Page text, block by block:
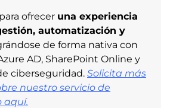
ofrecer una experiencia
automatización y
de forma nativa con
AD, SharePoint Online y
ciberseguridad. Solicita más
nuestro servicio de
aquí.